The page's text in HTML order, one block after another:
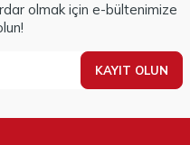
olmak için e-bültenimize
KAYIT OLUN